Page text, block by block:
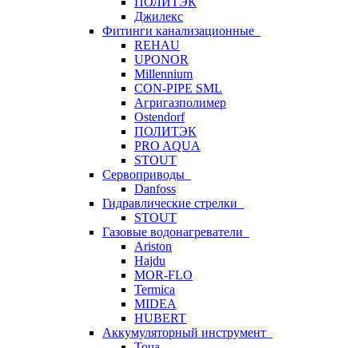
Джилекс
Фитинги канализационные
REHAU
UPONOR
Millennium
CON-PIPE SML
Агригазполимер
Ostendorf
ПОЛИТЭК
PRO AQUA
STOUT
Сервоприводы
Danfoss
Гидравлические стрелки
STOUT
Газовые водонагреватели
Ariston
Hajdu
MOR-FLO
Termica
MIDEA
HUBERT
Аккумуляторный инструмент